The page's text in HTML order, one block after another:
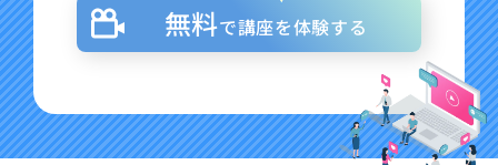
無料で講座を体験する